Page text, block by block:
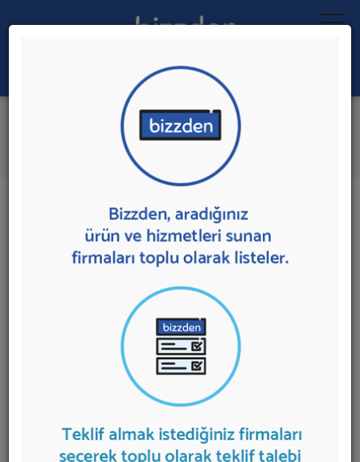
Ara:
İlk 5 Firmaya Mesaj Gönder
29 sonuç bulundu.
sunan firmalar aşağıda listelenmektedir.
teklifi almak için listeden seçim yapıp ya da "İlk
5 Firmadan Teklif İste" kısmından toplu olarak teklif
talebinizi firmalara aktarabilirsiniz.